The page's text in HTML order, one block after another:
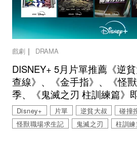
戲劇｜ DRAMA
DISNEY+ 5月片單推薦《逆
查線》、《金手指》、《怪
季、《鬼滅之刃 柱訓練篇》
Disney+ 片單 逆貧大叔 碰撞
怪獸職場求生記
鬼滅之刃 柱訓